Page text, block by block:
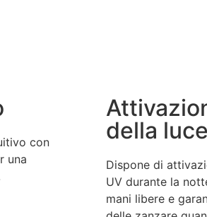
con
una
della
Dispone di
UV durante la
mani libere e